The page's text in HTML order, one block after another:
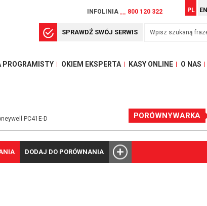
INFOLINIA __ 800 120 322 PL EN
SPRAWDŹ SWÓJ SERWIS
PROGRAMISTY OKIEM EKSPERTA KASY ONLINE O NAS
PC41E-D PORÓWNYWARKA
DODAJ DO PORÓWNANIA